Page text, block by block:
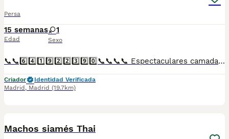
Persa
15 semanas
Edad
1
Sexo
📞📞6️⃣4️⃣1️⃣9️⃣2️⃣2️⃣3️⃣9️⃣0️⃣📞📞📞📞 Espectaculares camadas de perritos de hembra persa chinchilla nacionales descendientes de las mejores líneas de sangre. Disponibles tanto hembras como machos. Las camadas están bajo supervisión veterinaria desde su nacimiento hasta que son entregadas a su nueva familia. Criados por un equipo de profesionales y mejores personas que, con más de 20 años de experiencia , cuidan a los animales por vocación, aplicando una cría ética y responsable para que cada cachorro se desarrolle con la mejor salud y con un buen temperamento. Todos los cachorritos se entregan con unos dos meses y medio de edad y sus vacunas correspondientes, desparasitados interna y externamente, con certificado de salud, y garantía tanto por enfermedad vírica como congénito genética. Posibilidad de entregar en toda España mediante transporte propio preparado para animales y con chofer privado. Los precios pueden variar según las características y morfología de cada cachorro. Añádenos al whats app o llámanos, y encantados atenderemos todas tus dudas y consultas. Teléfono / Whats app: 641 92 23 90
Criador
Identidad Verificada
Madrid , Madrid (19.7km)
Machos siamés Thai